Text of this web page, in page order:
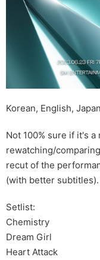
Korean, English,
Not 100% sure if it's
rewatching/
recut of the
(with better subtitles).
Setlist:
Chemistry
Dream Girl
Heart Attack